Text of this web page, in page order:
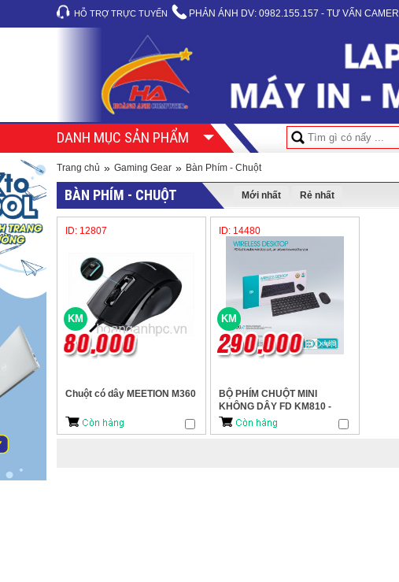
HỖ TRỢ TRỰC TUYẾN PHẢN ÁNH DV: 0982.155.157 - TƯ VẤN
DANH MỤC SẢN PHẨM
Trang chủ » Gaming Gear » Bàn Phím - Chuột
BÀN PHÍM - CHUỘT Mới nhất Rẻ nhất
KM
ID: 12807
Chuột có dây MEETION M360
KM
ID: 14480
BỘ PHÍM CHUỘT MINI
KHÔNG DÂY FD KM810 -
ĐEN